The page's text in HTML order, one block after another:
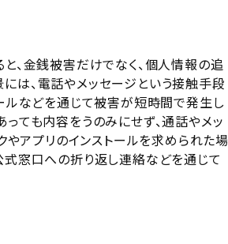
、金銭被害だけでなく、個人情報の追
は、電話やメッセージという接触手段
ルなどを通じて被害が短時間で発生し
ても内容をうのみにせず、通話やメッ
やアプリのインストールを求められた場
式窓口への折り返し連絡などを通じて